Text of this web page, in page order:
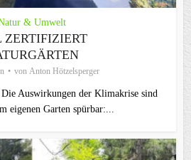
& Umwelt
ZERTIFIZIERT
von Anton Hötzelsperger
Die Auswirkungen der Klimakrise sind
eigenen Garten spürbar:...